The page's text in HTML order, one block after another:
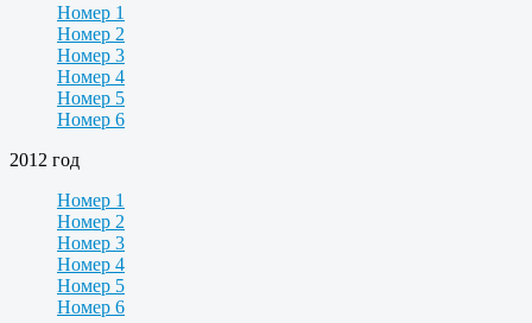
Номер 1
Номер 2
Номер 3
Номер 4
Номер 5
Номер 6
2012 год
Номер 1
Номер 2
Номер 3
Номер 4
Номер 5
Номер 6